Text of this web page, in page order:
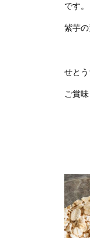
です。
紫芋
せと
ご賞味